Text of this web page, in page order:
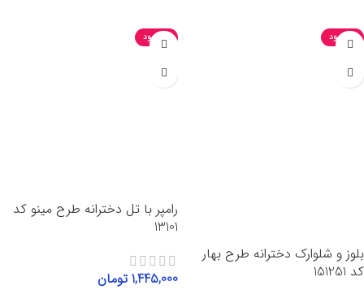
ناموجود
بلوز و شلوارک دخترانه طرح بهار
کد 151251
ناموجود
رامپر با تل دخترانه طرح مینو کد
13101
1,445,000 تومان